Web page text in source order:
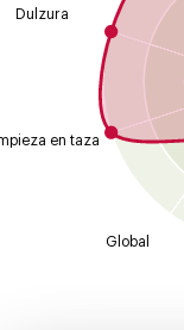
Global
en taza
Dulzura